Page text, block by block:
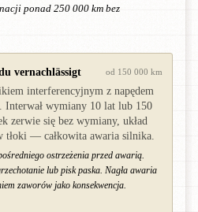
ponad 250 000 km bez
vernachlässigt od 150 000 km
interferencyjnym z napędem
Interwał wymiany 10 lat lub 150
zerwie się bez wymiany, układ
tłoki — całkowita awaria silnika.
ostrzeżenia przed awarią.
lub pisk paska. Nagła awaria
zaworów jako konsekwencja.